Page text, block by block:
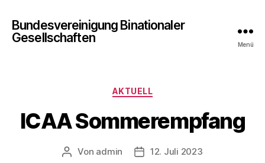
Bundesvereinigung Binationaler
Gesellschaften
Menü
Kategorien
AKTUELL
ICAA Sommerempfang
Beitragsautor
Von admin Beitragsdatum
12. Juli 2023